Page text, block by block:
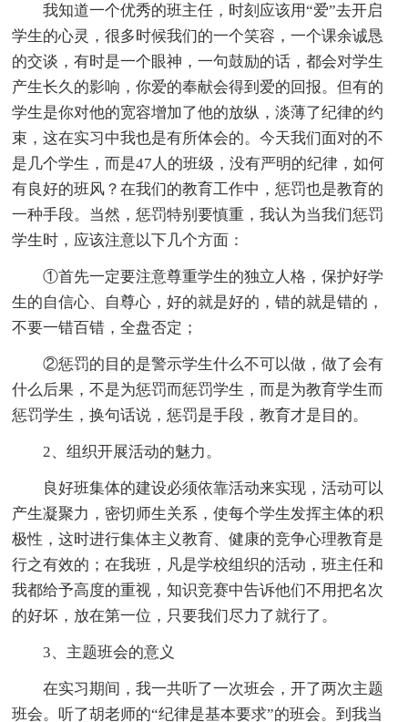
我知道一个优秀的班主任，时刻应该用“爱”去开启
学生的心灵，很多时候我们的一个笑容，一个课余诚恳
的交谈，有时是一个眼神，一句鼓励的话，都会对学生
产生长久的影响，你爱的奉献会得到爱的回报。但有的
学生是你对他的宽容增加了他的放纵，淡薄了纪律的约
束，这在实习中我也是有所体会的。今天我们面对的不
是几个学生，而是47人的班级，没有严明的纪律，如何
有良好的班风？在我们的教育工作中，惩罚也是教育的
一种手段。当然，惩罚特别要慎重，我认为当我们惩罚
学生时，应该注意以下几个方面：
①首先一定要注意尊重学生的独立人格，保护好学
生的自信心、自尊心，好的就是好的，错的就是错的，
不要一错百错，全盘否定；
②惩罚的目的是警示学生什么不可以做，做了会有
什么后果，不是为惩罚而惩罚学生，而是为教育学生而
惩罚学生，换句话说，惩罚是手段，教育才是目的。
2、组织开展活动的魅力。
良好班集体的建设必须依靠活动来实现，活动可以
产生凝聚力，密切师生关系，使每个学生发挥主体的积
极性，这时进行集体主义教育、健康的竞争心理教育是
行之有效的；在我班，凡是学校组织的活动，班主任和
我都给予高度的重视，知识竞赛中告诉他们不用把名次
的好坏，放在第一位，只要我们尽力了就行了。
3、主题班会的意义
在实习期间，我一共听了一次班会，开了两次主题
班会。听了胡老师的“纪律是基本要求”的班会。到我当